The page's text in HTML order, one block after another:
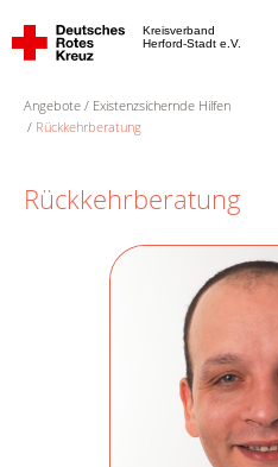
Kreisverband
Herford-Stadt e.V.
Angebote
Existenzsichernde Hilfen
Rückkehrberatung
Rückkehrberatung